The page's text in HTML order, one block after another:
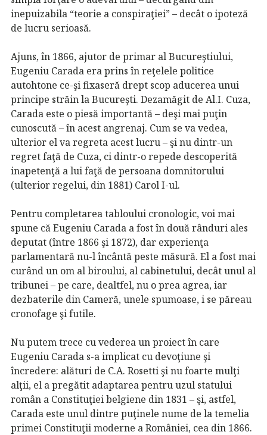
inepuizabila “teorie a conspiraţiei” – decât o ipoteză
de lucru serioasă.
Ajuns, în 1866, ajutor de primar al Bucureştiului,
Eugeniu Carada era prins în reţelele politice
autohtone ce-şi fixaseră drept scop aducerea unui
principe străin la Bucureşti. Dezamăgit de Al.I. Cuza,
Carada este o piesă importantă – deşi mai puţin
cunoscută – în acest angrenaj. Cum se va vedea,
ulterior el va regreta acest lucru – şi nu dintr-un
regret faţă de Cuza, ci dintr-o repede descoperită
inapetenţă a lui faţă de persoana domnitorului
(ulterior regelui, din 1881) Carol I-ul.
Pentru completarea tabloului cronologic, voi mai
spune că Eugeniu Carada a fost în două rânduri ales
deputat (între 1866 şi 1872), dar experienţa
parlamentară nu-l încântă peste măsură. El a fost mai
curând un om al biroului, al cabinetului, decât unul al
tribunei – pe care, dealtfel, nu o prea agrea, iar
dezbaterile din Cameră, unele spumoase, i se păreau
cronofage şi futile.
Nu putem trece cu vederea un proiect în care
Eugeniu Carada s-a implicat cu devoţiune şi
încredere: alături de C.A. Rosetti şi nu foarte mulţi
alţii, el a pregătit adaptarea pentru uzul statului
român a Constituţiei belgiene din 1831 – şi, astfel,
Carada este unul dintre puţinele nume de la temelia
primei Constituţii moderne a României, cea din 1866.